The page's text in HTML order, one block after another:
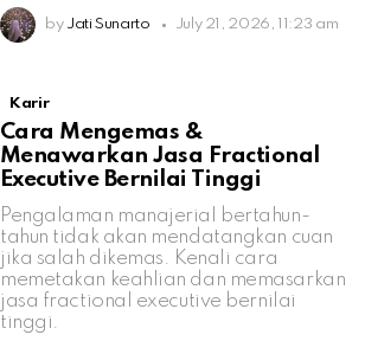
by Jati Sunarto July 21, 2026, 11:23 am
Karir
Cara Mengemas &
Menawarkan Jasa Fractional
Executive Bernilai Tinggi
Pengalaman manajerial bertahun-
tahun tidak akan mendatangkan cuan
jika salah dikemas. Kenali cara
memetakan keahlian dan memasarkan
jasa fractional executive bernilai
tinggi.